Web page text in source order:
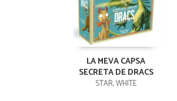
LA MEVA CAPSA
SECRETA DE DRACS
STAR, WHITE